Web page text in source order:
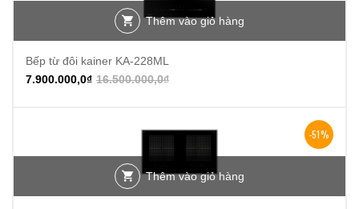
Thêm vào giỏ hàng
Bếp từ đôi kainer KA-228ML
16.500.000,0₫
7.900.000,0₫
-51%
Thêm vào giỏ hàng